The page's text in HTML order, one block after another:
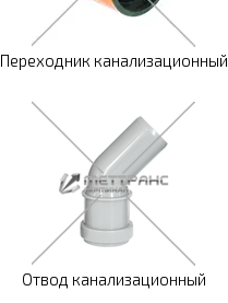
Переходник канализационный
Отвод канализационный